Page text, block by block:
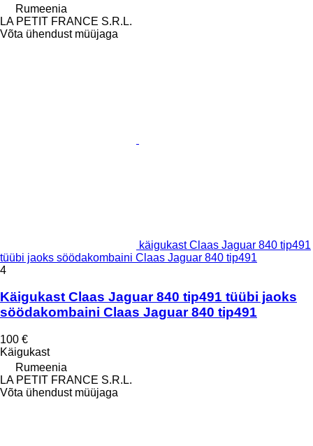
Rumeenia
LA PETIT FRANCE S.R.L.
Võta ühendust müüjaga
käigukast Claas Jaguar 840 tip491
tüübi jaoks söödakombaini Claas Jaguar 840 tip491
4
Käigukast Claas Jaguar 840 tip491 tüübi jaoks
söödakombaini Claas Jaguar 840 tip491
100 €
Käigukast
Rumeenia
LA PETIT FRANCE S.R.L.
Võta ühendust müüjaga